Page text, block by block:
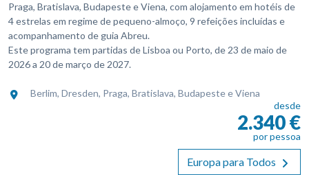
Praga, Bratislava, Budapeste e Viena, com alojamento em hotéis de
4 estrelas em regime de pequeno-almoço, 9 refeições incluídas e
acompanhamento de guia Abreu.
Este programa tem partidas de Lisboa ou Porto, de 23 de maio de
2026 a 20 de março de 2027.
Berlim, Dresden, Praga, Bratislava, Budapeste e Viena
desde
2.340 €
por pessoa
Europa para Todos